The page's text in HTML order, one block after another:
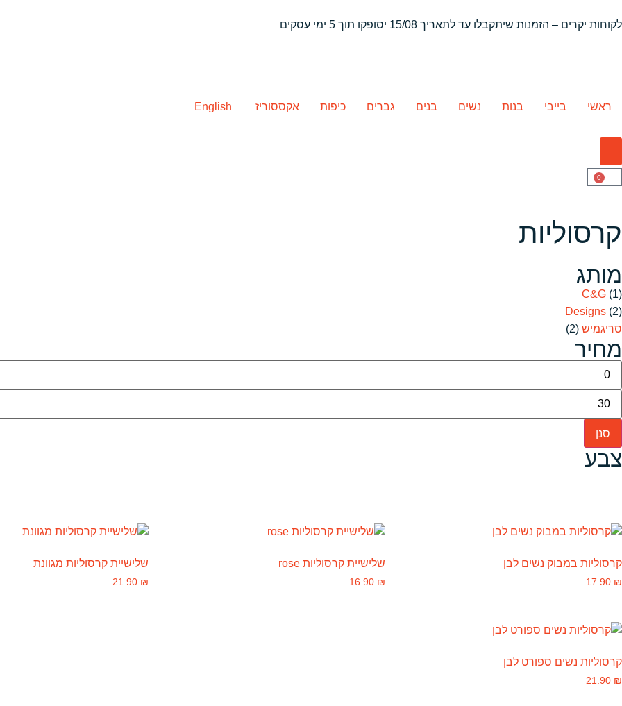
לקוחות יקרים – הזמנות שיתקבלו עד לתאריך 15/08 יסופקו תוך 5 ימי עסקים
ראשי בייבי בנות נשים בנים גברים כיפות אקססוריז English
0
קרסוליות
מותג
C&G (1)
Designs (2)
סריגמיש (2)
מחיר
סנן
צבע
קרסוליות במבוק נשים לבן
17.90 ₪
שלישיית קרסוליות rose
16.90 ₪
שלישיית קרסוליות מגוונת
21.90 ₪
קרסוליות נשים ספורט לבן
21.90 ₪